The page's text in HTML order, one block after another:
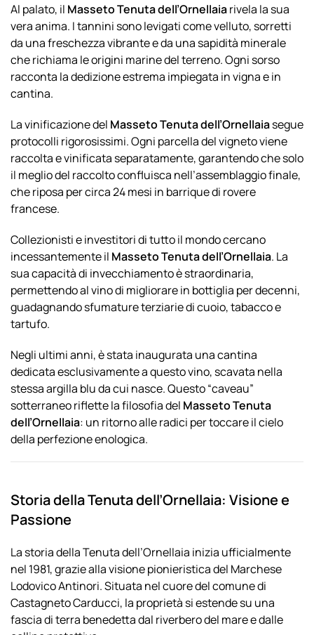
Al palato, il Masseto Tenuta dell’Ornellaiarivela la sua
vera anima. I tannini sono levigati come velluto, sorretti
da una freschezza vibrante e da una sapidità minerale
che richiama le origini marine del terreno. Ogni sorso
racconta la dedizione estrema impiegata in vigna e in
cantina.
La vinificazione del Masseto Tenuta dell’Ornellaiasegue
protocolli rigorosissimi. Ogni parcella del vigneto viene
raccolta e vinificata separatamente, garantendo che solo
il meglio del raccolto confluisca nell’assemblaggio finale,
che riposa per circa 24 mesi in barrique di rovere
francese.
Collezionisti e investitori di tutto il mondo cercano
incessantemente il Masseto Tenuta dell’Ornellaia. La
sua capacità di invecchiamento è straordinaria,
permettendo al vino di migliorare in bottiglia per decenni,
guadagnando sfumature terziarie di cuoio, tabacco e
tartufo.
Negli ultimi anni, è stata inaugurata una cantina
dedicata esclusivamente a questo vino, scavata nella
stessa argilla blu da cui nasce. Questo “caveau”
sotterraneo riflette la filosofia del Masseto Tenuta
dell’Ornellaia: un ritorno alle radici per toccare il cielo
della perfezione enologica.
Storia della Tenuta dell’Ornellaia: Visione e
Passione
La storia della Tenuta dell’Ornellaia inizia ufficialmente
nel 1981, grazie alla visione pionieristica del Marchese
Lodovico Antinori. Situata nel cuore del comune di
Castagneto Carducci, la proprietà si estende su una
fascia di terra benedetta dal riverbero del mare e dalle